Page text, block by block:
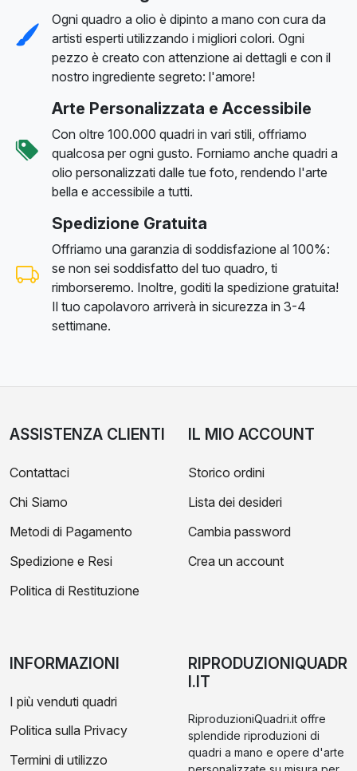
Ogni quadro a olio è dipinto a mano con cura da
artisti esperti utilizzando i migliori colori. Ogni
pezzo è creato con attenzione ai dettagli e con il
nostro ingrediente segreto: l'amore!
Arte Personalizzata e Accessibile
Con oltre 100.000 quadri in vari stili, offriamo
qualcosa per ogni gusto. Forniamo anche quadri a
olio personalizzati dalle tue foto, rendendo l'arte
bella e accessibile a tutti.
Spedizione Gratuita
Offriamo una garanzia di soddisfazione al 100%:
se non sei soddisfatto del tuo quadro, ti
rimborseremo. Inoltre, goditi la spedizione gratuita!
Il tuo capolavoro arriverà in sicurezza in 3-4
settimane.
ASSISTENZA CLIENTI
Contattaci
Chi Siamo
Metodi di Pagamento
Spedizione e Resi
Politica di Restituzione
IL MIO ACCOUNT
Storico ordini
Lista dei desideri
Cambia password
Crea un account
INFORMAZIONI
I più venduti quadri
Politica sulla Privacy
Termini di utilizzo
RIPRODUZIONIQUADR
I.IT
RiproduzioniQuadri.it offre
splendide riproduzioni di
quadri a mano e opere d'arte